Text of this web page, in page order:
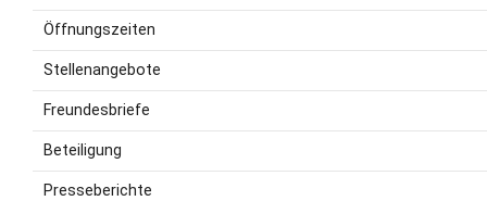
Öffnungszeiten
Stellenangebote
Freundesbriefe
Beteiligung
Presseberichte